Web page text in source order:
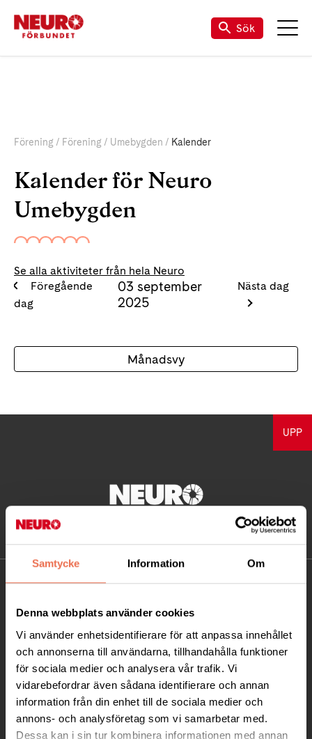
Samtycke Information Om
Denna webbplats använder cookies
Vi använder enhetsidentifierare för att anpassa innehållet
och annonserna till användarna, tillhandahålla funktioner
för sociala medier och analysera vår trafik. Vi
vidarebefordrar även sådana identifierare och annan
information från din enhet till de sociala medier och
annons- och analysföretag som vi samarbetar med.
Dessa kan i sin tur kombinera informationen med annan
Sök
Förening Förening Umebygden Kalender
Kalender för Neuro
Umebygden
Se alla aktiviteter från hela Neuro
Föregående
dag
03 september
2025
Nästa dag
Månadsvy
UPP
KONTAKT
Besöksadress:
Ågatan 12 C, 172 62 Sundbyberg
Telefon:08-677 70 10
Postadress:
Box 4086
171 04 Solna